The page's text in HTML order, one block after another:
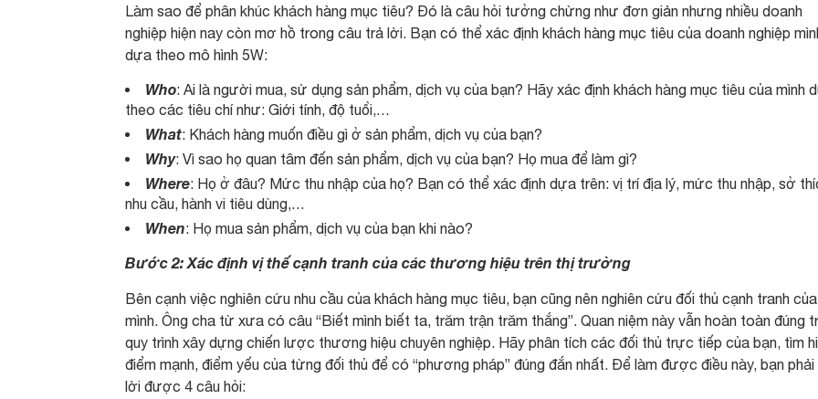
Làm sao để phân khúc khách hàng mục tiêu? Đó là câu hỏi tưởng chừng như đơn giản nhưng nhiều doanh
nghiệp hiện nay còn mơ hồ trong câu trả lời. Bạn có thể xác định khách hàng mục tiêu của doanh nghiệp
dựa theo mô hình 5W:
Who: Ai là người mua, sử dụng sản phẩm, dịch vụ của bạn? Hãy xác định khách hàng mục tiêu của mình
theo các tiêu chí như: Giới tính, độ tuổi,…
What: Khách hàng muốn điều gì ở sản phẩm, dịch vụ của bạn?
Why: Vì sao họ quan tâm đến sản phẩm, dịch vụ của bạn? Họ mua để làm gì?
Where: Họ ở đâu? Mức thu nhập của họ? Bạn có thể xác định dựa trên: vị trí địa lý, mức thu nhập, sở
nhu cầu, hành vi tiêu dùng,…
When: Họ mua sản phẩm, dịch vụ của bạn khi nào?
Bước 2: Xác định vị thế cạnh tranh của các thương hiệu trên thị trường
Bên cạnh việc nghiên cứu nhu cầu của khách hàng mục tiêu, bạn cũng nên nghiên cứu đối thủ cạnh tranh của
mình. Ông cha từ xưa có câu “Biết mình biết ta, trăm trận trăm thắng”. Quan niệm này vẫn hoàn toàn đúng
quy trình xây dựng chiến lược thương hiệu chuyên nghiệp. Hãy phân tích các đối thủ trực tiếp của bạn, tìm
điểm mạnh, điểm yếu của từng đối thủ để có “phương pháp” đúng đắn nhất. Để làm được điều này, bạn
lời được 4 câu hỏi: